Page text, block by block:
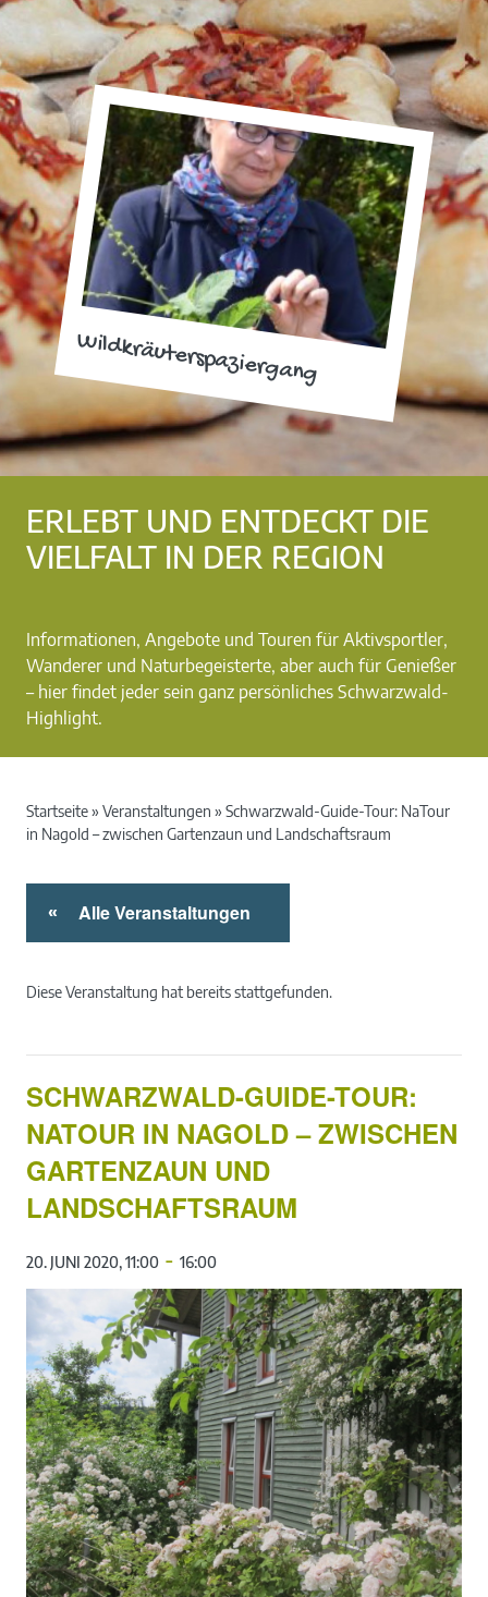
Wildkräuterspaziergang
ERLEBT UND ENTDECKT DIE
VIELFALT IN DER REGION
Informationen, Angebote und Touren für Aktivsportler,
Wanderer und Naturbegeisterte, aber auch für Genießer
– hier findet jeder sein ganz persönliches Schwarzwald-
Highlight.
Startseite» Veranstaltungen » Schwarzwald-Guide-Tour: NaTour
in Nagold – zwischen Gartenzaun und Landschaftsraum
« Alle Veranstaltungen
Diese Veranstaltung hat bereits stattgefunden.
SCHWARZWALD-GUIDE-TOUR:
NATOUR IN NAGOLD – ZWISCHEN
GARTENZAUN UND
LANDSCHAFTSRAUM
20. JUNI 2020, 11:00 - 16:00